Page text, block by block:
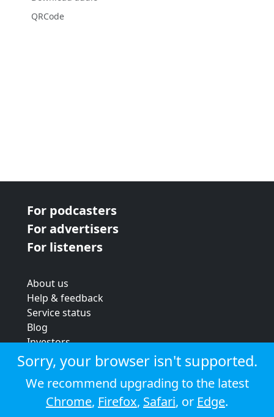
QRCode
For podcasters
For advertisers
For listeners
About us
Help & feedback
Service status
Blog
Investors
Strategic review
Terms & conditions
Privacy policy
Cookie policy
Sorry, your browser isn't supported.
We recommend upgrading to the latest
Chrome, Firefox, Safari, or Edge.